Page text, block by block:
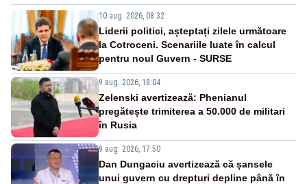
10 aug. 2026, 08:32
Liderii politici, așteptați zilele următoare
la Cotroceni. Scenariile luate în calcul
pentru noul Guvern - SURSE
9 aug. 2026, 18:04
Zelenski avertizează: Phenianul
pregătește trimiterea a 50.000 de militari
în Rusia
9 aug. 2026, 17:50
Dan Dungaciu avertizează că șansele
unui guvern cu drepturi depline până în